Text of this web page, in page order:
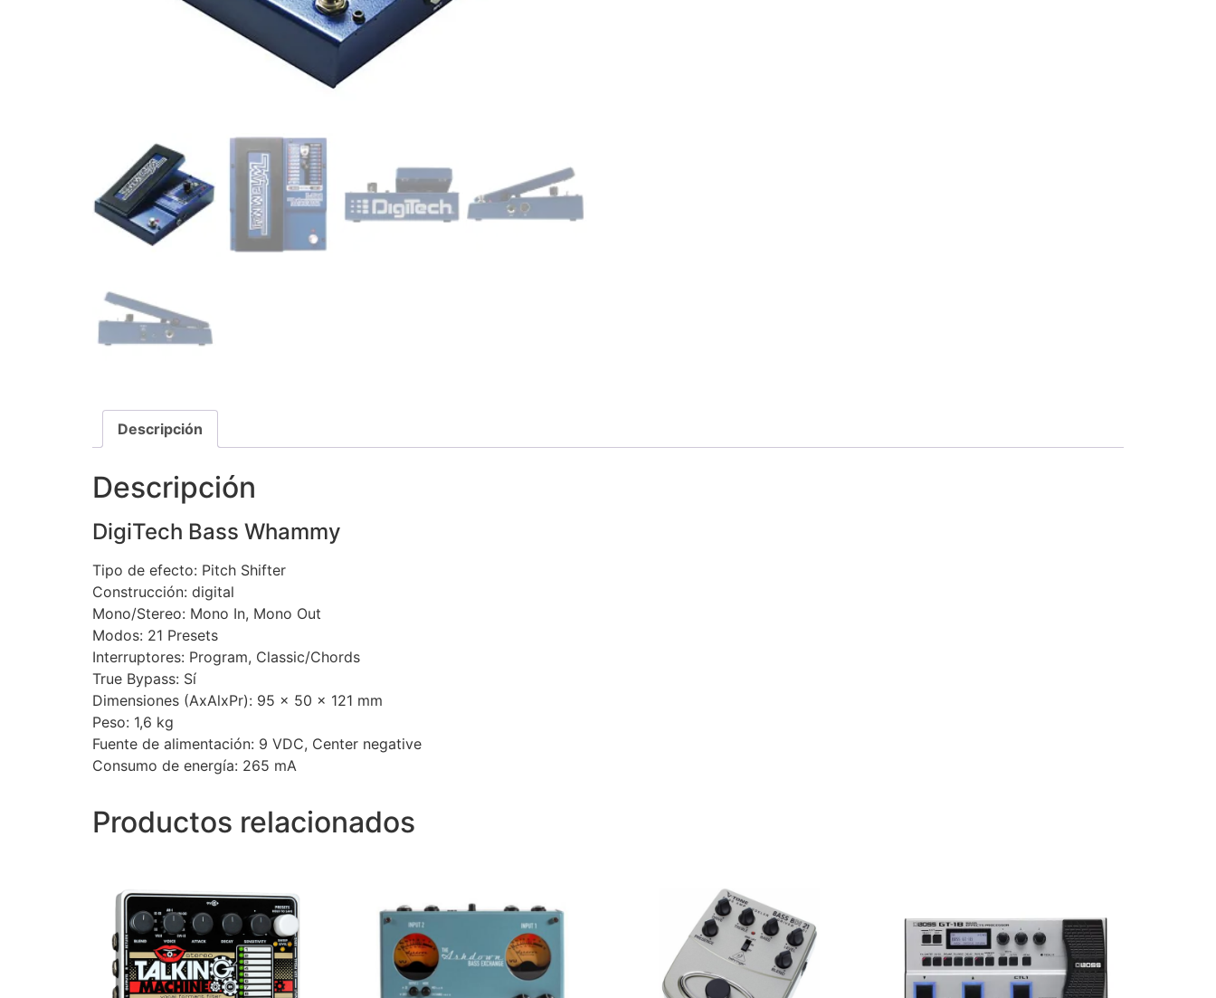
Descripción
Descripción
DigiTech Bass Whammy
Tipo de efecto: Pitch Shifter
Construcción: digital
Mono/Stereo: Mono In, Mono Out
Modos: 21 Presets
Interruptores: Program, Classic/Chords
True Bypass: Sí
Dimensiones (AxAlxPr): 95 x 50 x 121 mm
Peso: 1,6 kg
Fuente de alimentación: 9 VDC, Center negative
Consumo de energía: 265 mA
Productos relacionados